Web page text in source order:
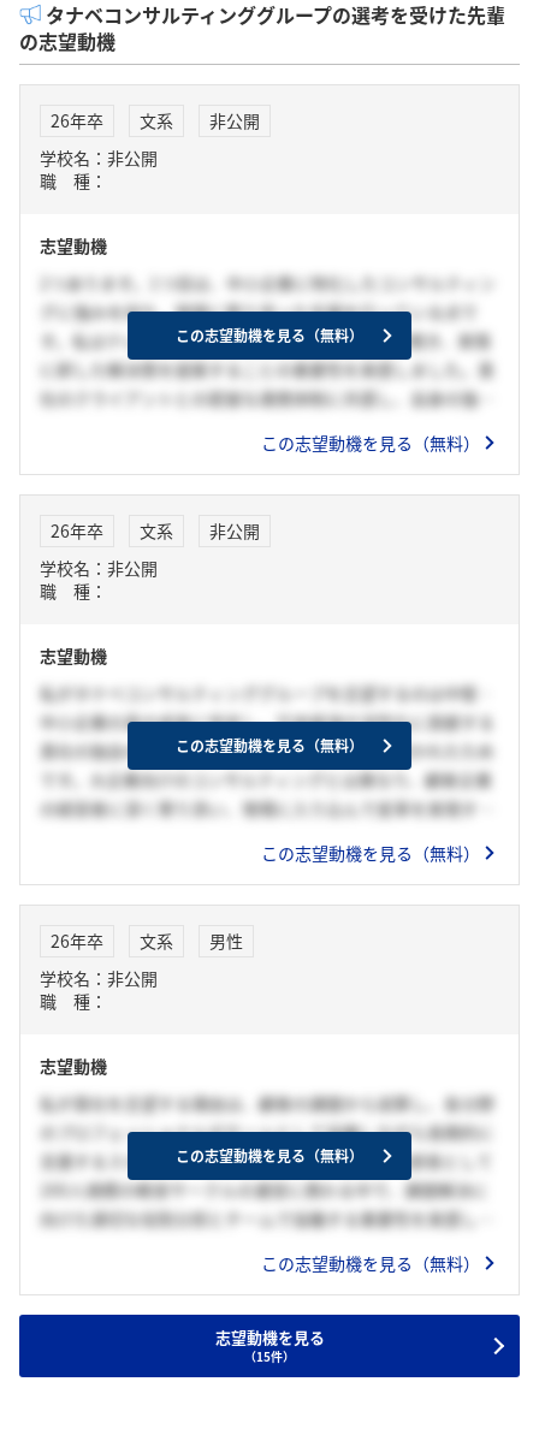
タナベコンサルティンググループの選考を受けた先輩
の志望動機
26年卒 文系
非公開
学校名：非公開
職 種：
志望動機
2つあります。1つ目は、中小企業に特化したコンサルティン
グに強みを持ち、現場に寄り添った支援を行っている点で
す。私はテレビ局での経験を通じて、現場の声を聞き、実情
に即した解決策を提案することの重要性を実感しました。貴
社のクライアントとの密接な連携体制に共感し、自身の強み
2つ目は、若手でも早期から責任あるプロジェクトに携われ
感じました。貴社のような環境であれば、自分の力を最大限
に発揮し、クライアントの成長に直接貢献できると確信して
います。
に真摯に向き合う姿勢に強く共感しており、私もその一員と
してクライアントの成功に寄与したいと考えています。
この志望動機を見る（無料）
この志望動機を見る（無料）
26年卒 文系
非公開
学校名：非公開
職 種：
志望動機
私がタナベコンサルティンググループを志望するのは中堅・
中小企業の真の成長に伴走し、日本経済の活性化に貢献する
貴社の独自のコンサルティングスタイルに強く惹かれたため
です。大企業向けのコンサルティングとは異なり、顧客企業
の経営者に深く寄り添い、現場に入り込んで変革を実現する
力を感じています。インターンシップや企業研究を通じて、
して、顧客企業が抱える複雑な課題に対し、泥臭くも本質的
な解決策を提供することで、その成長と発展に貢献したいと
強く志望します。
この志望動機を見る（無料）
この志望動機を見る（無料）
26年卒 文系
男性
学校名：非公開
職 種：
志望動機
私が貴社を志望する理由は、顧客の課題から逆算し、各分野
のプロフェッショナルがチームとして協働しながら長期的に
支援するスタイルに魅力を感じたからです。私は部長として
200人規模の軽音サークルの運営に携わる中で、課題解決に
向けた適切な役割分担とチームで協働する重要性を実感しま
目的に、課題を「話しやすい雰囲気づくり」と「タイムテー
配置しました。話しかけ役はコミュニケーションが得意な部
長(私)・副部長に、進行管理はライブ企画係と機材係に振り
この志望動機を見る（無料）
この志望動機を見る（無料）
志望動機を見る
（15件）